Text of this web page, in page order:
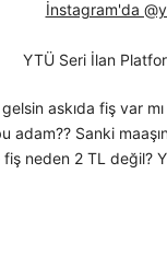
İnstagram'da
YTÜ Seri İlan
askıda fiş var
adam?? Sanki
fiş neden 2 TL